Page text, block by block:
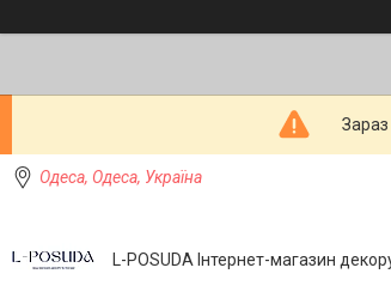
Зараз
Одеса, Одеса, Україна
L-POSUDA Інтернет-магазин